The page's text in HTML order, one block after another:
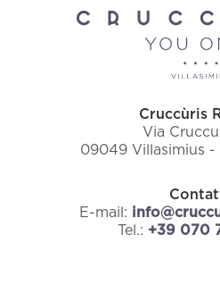
INFO PRATICHE
Cruccùris
Via
09049 Villasimius -
E-mail:
Tel.: +39 070